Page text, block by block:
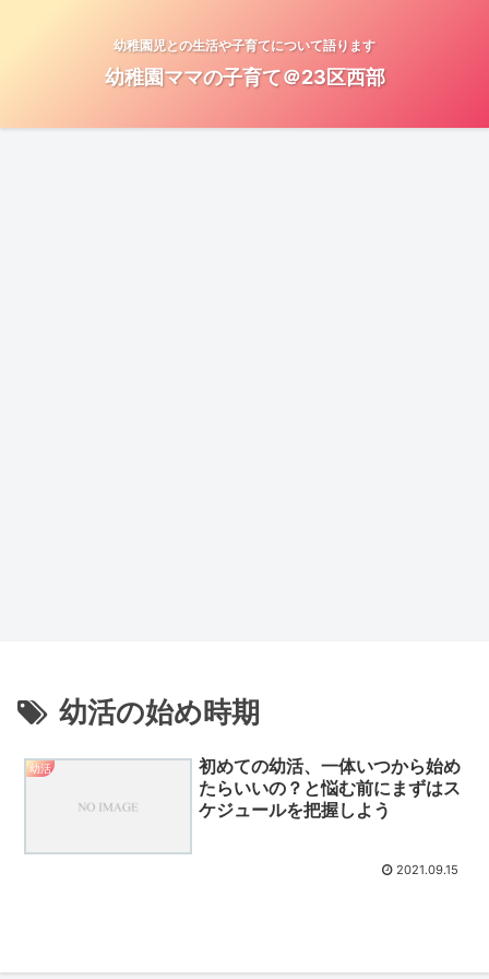
幼稚園児との生活や子育てについて語ります
幼稚園ママの子育て＠23区西部
幼活の始め時期
幼活
初めての幼活、一体いつから始め
たらいいの？と悩む前にまずはス
ケジュールを把握しよう
2021.09.15